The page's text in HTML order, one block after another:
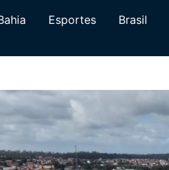
Esportes Brasil